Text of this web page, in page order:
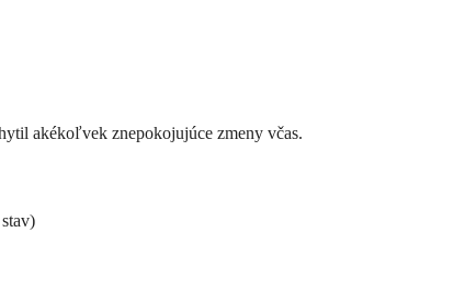
akékoľvek znepokojujúce zmeny včas.